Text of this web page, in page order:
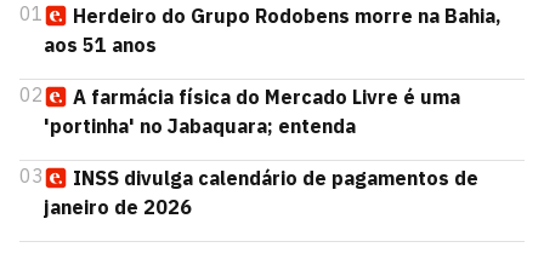
01
Herdeiro do Grupo Rodobens morre na Bahia,
aos 51 anos
02
A farmácia física do Mercado Livre é uma
'portinha' no Jabaquara; entenda
03
INSS divulga calendário de pagamentos de
janeiro de 2026